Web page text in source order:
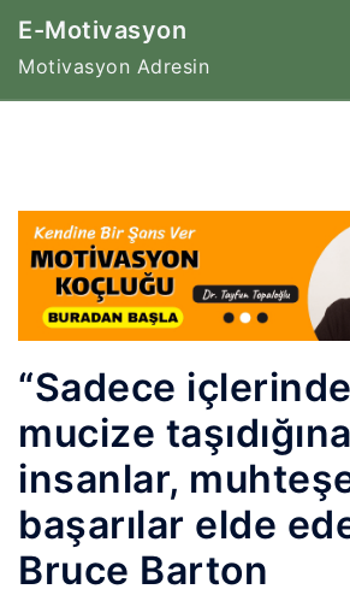
İçeriğe
E-Motivasyon
Motivasyon Adresin
“Sadece
mucize
insanlar,
başarılar elde
Bruce Barton